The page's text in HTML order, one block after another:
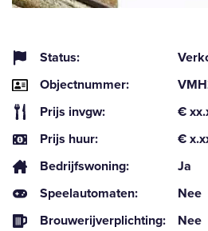
Status:
Objectnummer:
Prijs invgw:
€
Prijs huur:
€
Bedrijfswoning:
Ja
Speelautomaten:
Nee
Brouwerijverplichting:
Nee